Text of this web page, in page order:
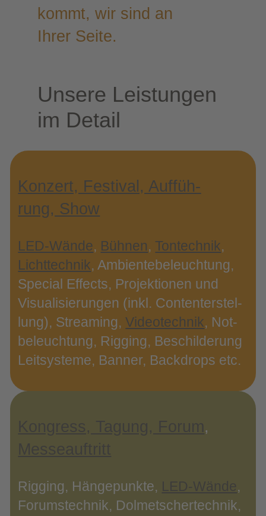
kommt, wir sind an
Ihrer Seite.
Unse­re Leis­tun­gen
im Detail
Kon­zert, Fes­ti­val, Auf­füh­
rung, Show
LED-​Wände, Büh­nen, Ton­tech­nik,
Licht­tech­nik, Ambi­en­te­be­leuch­tung,
Spe­cial Effects, Pro­jek­tio­nen und
Visua­li­sie­run­gen (inkl. Con­ten­ter­stel­
lung), Strea­ming,Video­tech­nik, Not­
be­leuch­tung, Rig­ging, Beschil­de­rung
Leit­sys­te­me, Ban­ner, Back­drops etc.
,
Rig­ging, Hän­ge­punk­te,
,
Forums­tech­nik, Dol­met­scher­tech­nik,